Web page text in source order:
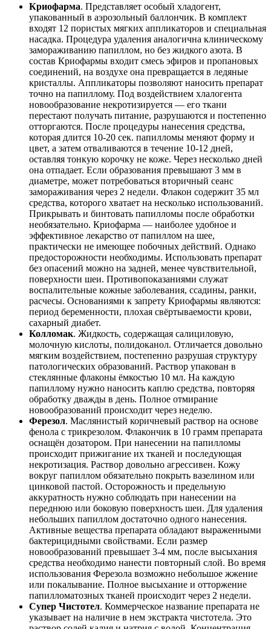
Криофарма. Представляет особый хладогент,
упакованный в аэрозольный баллончик. В комплект
входят 12 пористых мягких аппликаторов и специальная
насадка. Процедура удаления аналогична клиническому
замораживанию папиллом, но без жидкого азота. В
состав Криофармы входит смесь эфиров и пропановых
соединений, на воздухе она превращается в ледяные
кристаллы. Аппликаторы позволяют наносить препарат
точно на папиллому. Под воздействием хлалогента
новообразование некротизируется — его ткани
перестают получать питание, разрушаются и постепенно
отторгаются. После процедуры нанесения средства,
которая длится 10-20 сек. папилломы меняют форму и
цвет, а затем отваливаются в течение 10-12 дней,
оставляя тонкую корочку не коже. Через несколько дней
она отпадает. Если образования превышают 3 мм в
диаметре, может потребоваться вторичный сеанс
замораживания через 2 недели. Флакон содержит 35 мл
средства, которого хватает на несколько использований.
Прикрывать и бинтовать папилломы после обработки
необязательно. Криофарма — наиболее удобное и
эффективное лекарство от папиллом на шее,
практически не имеющее побочных действий. Однако
предосторожности необходимы. Использовать препарат
без опасений можно на задней, менее чувствительной,
поверхности шеи. Противопоказаниями служат
воспалительные кожные заболевания, ссадины, ранки,
расчесы. Основаниями к запрету Криофармы являются:
период беременности, плохая свёртываемости крови,
сахарный диабет.
Колломак. Жидкость, содержащая салициловую,
молочную кислоты, полидоканол. Отличается довольно
мягким воздействием, постепенно разрушая структуру
патологических образований. Раствор упакован в
стеклянные флаконы ёмкостью 10 мл. На каждую
папиллому нужно наносить каплю средства, повторяя
обработку дважды в день. Полное отмирание
новообразований происходит через неделю.
Ферезол. Маслянистый коричневый раствор на основе
фенола с трикрезолом. Флакончик в 10 грамм препарата
оснащён дозатором. При нанесении на папилломы
происходит прижигание их тканей и последующая
некротизация. Раствор довольно агрессивен. Кожу
вокруг папиллом обязательно покрыть вазелином или
цинковой пастой. Осторожность и предельную
аккуратность нужно соблюдать при нанесении на
переднюю или боковую поверхность шеи. Для удаления
небольших папиллом достаточно одного нанесения.
Активные вещества препарата обладают выраженными
бактерицидными свойствами. Если размер
новообразований превышает 3-4 мм, после высыхания
средства необходимо нанести повторный слой. Во время
использования Ферезола возможно небольшое жжение
или покалывание. Полное высыхание и отторжение
папилломатозных тканей происходит через 2 недели.
Супер Чистотел. Коммерческое название препарата не
указывает на наличие в нем экстракта чистотела. Это